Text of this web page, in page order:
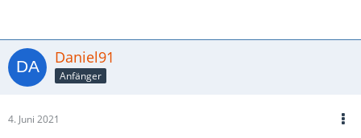
Daniel91
Anfänger
4. Juni 2021